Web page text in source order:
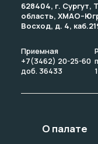
628404, г. Сургут,
область,
Восход, д. 4,
Приемная
+7(3462) 20-25-60
доб. 36433
О палате